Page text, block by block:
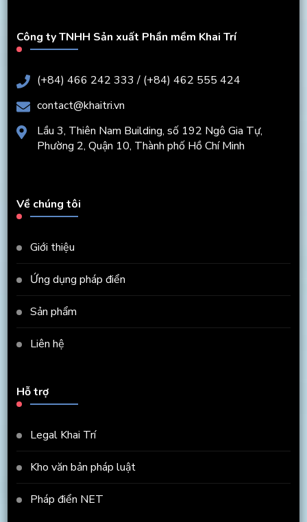
Công ty TNHH Sản xuất Phần mềm Khai Trí
(+84) 466 242 333 / (+84) 462 555 424
contact@khaitri.vn
Lầu 3, Thiên Nam Building, số 192 Ngô Gia Tự,
Phường 2, Quận 10, Thành phố Hồ Chí Minh
Về chúng tôi
Giới thiệu
Ứng dụng pháp điển
Sản phẩm
Liên hệ
Hỗ trợ
Legal Khai Trí
Kho văn bản pháp luật
Pháp điển NET